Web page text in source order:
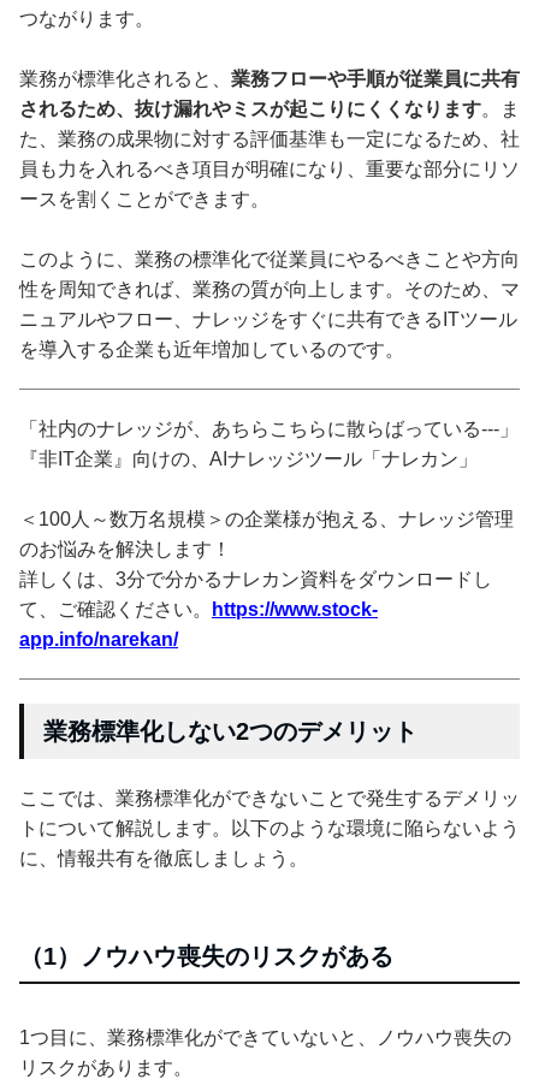
つながります。
業務が標準化されると、 業務フローや手順が従業員に共有
されるため、抜け漏れやミスが起こりにくくなります。ま
た、業務の成果物に対する評価基準も一定になるため、社
員も力を入れるべき項目が明確になり、重要な部分にリソ
ースを割くことができます。
このように、業務の標準化で従業員にやるべきことや方向
性を周知できれば、業務の質が向上します。そのため、マ
ニュアルやフロー、ナレッジをすぐに共有できるITツール
を導入する企業も近年増加しているのです。
「社内のナレッジが、あちらこちらに散らばっている---」
『非IT企業』向けの、AIナレッジツール「ナレカン」
＜100人～数万名規模＞の企業様が抱える、ナレッジ管理
のお悩みを解決します！
詳しくは、3分で分かるナレカン資料をダウンロードし
て、ご確認ください。
https://www.stock-
app.info/narekan/
業務標準化しない2つのデメリット
ここでは、業務標準化ができないことで発生するデメリッ
トについて解説します。以下のような環境に陥らないよう
に、情報共有を徹底しましょう。
（1）ノウハウ喪失のリスクがある
1つ目に、業務標準化ができていないと、ノウハウ喪失の
リスクがあります。